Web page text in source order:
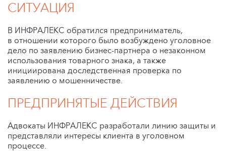
СИТУАЦИЯ
В ИНФРАЛЕКС обратился предприниматель,
в отношении которого было возбуждено уголовное
дело по заявлению бизнес-партнера о незаконном
использования товарного знака, а также
инициирована доследственная проверка по
заявлению о мошенничестве.
ПРЕДПРИНЯТЫЕ ДЕЙСТВИЯ
Адвокаты ИНФРАЛЕКС разработали линию защиты и
представляли интересы клиента в уголовном
процессе.